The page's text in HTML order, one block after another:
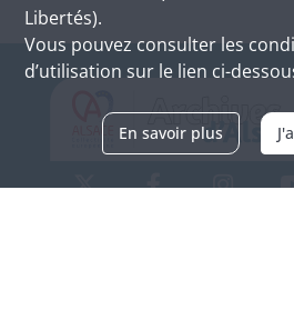
Libertés).
Vous pouvez consulter les
d’utilisation sur le lien ci-
En savoir plus